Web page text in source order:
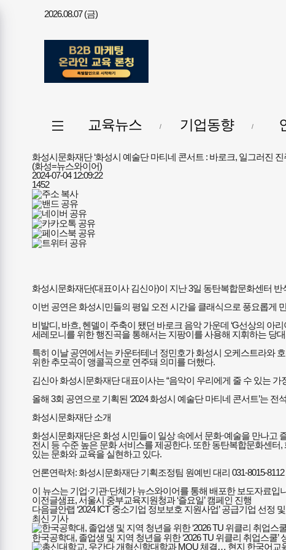
2026.08.07 (금)
전체메뉴
열기/
교육뉴스 기업동향
화성시문화재단 ‘화성시 예술단 마티네 콘서트 : 바로크, 일그러진 진
(화성=뉴스와이어)
2024-07-04 12:09:22
1452
화성시문화재단(대표이사 김신아)이 지난 3일 동탄복합문화센터
이번 공연은 화성시민들의 평일 오전 시간을 클래식으로 풍요롭게
비발디, 바흐, 헨델이 주축이 됐던 바로크 음악 가운데 ‘G선상의 아
세레모니를 위한 행진곡을 통해서는 지팡이를 사용해 지휘하는 당
특히 이날 공연에서는 카운터테너 정민호가 화성시 오케스트라와
위한 추모곡이 앵콜곡으로 연주돼 의미를 더했다.
김신아 화성시문화재단 대표이사는 “음악이 우리에게 줄 수 있는
올해 3회 공연으로 기획된 ‘2024 화성시 예술단 마티네 콘서트’는
화성시문화재단 소개
화성시문화재단은 화성 시민들이 일상 속에서 문화·예술을 만나고
전시 등 수준 높은 문화 서비스를 제공한다. 또한 동탄복합문화센
있는 문화와 교육을 실현하고 있다.
언론연락처: 화성시문화재단 기획조정팀 원예빈 대리 031-8015-8112
이 뉴스는 기업·기관·단체가 뉴스와이어를 통해 배포한 보도자료입
이전글샘표, 서울시 중부교육지원청과 ‘즐요일’ 캠페인 진행
다음글안랩 ‘2024 ICT 중소기업 정보보호 지원사업’ 공급기업 선정
최신 기사
한국공학대, 졸업생 및 지역 청년을 위한 ‘2026 TU 위클리 취업스쿨’